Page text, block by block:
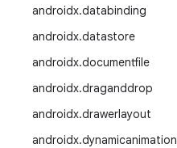
androidx.databinding
androidx.datastore
androidx.documentfile
androidx.draganddrop
androidx.drawerlayout
androidx.dynamicanimation